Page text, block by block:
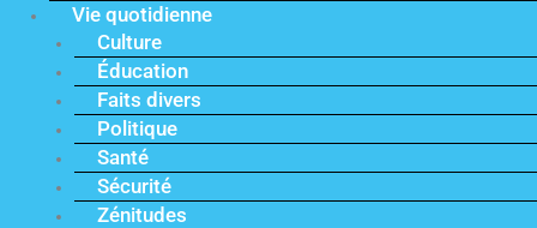
Vie quotidienne
Culture
Éducation
Faits divers
Politique
Santé
Sécurité
Zénitudes